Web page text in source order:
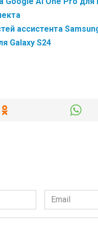
ассистента
Galaxy S24
Email
*